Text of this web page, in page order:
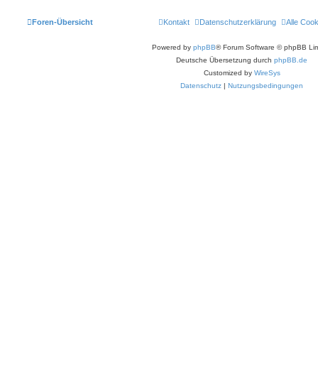
Foren-Übersicht Alle
Datenschutzerklärung
Kontakt
Powered by phpBB® Forum Software © phpBB
Deutsche Übersetzung durch phpBB.de
Customized by WireSys
Datenschutz | Nutzungsbedingungen